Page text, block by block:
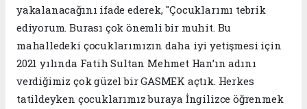
yakalanacağını ifade ederek, "Çocuklarımı tebrik
ediyorum. Burası çok önemli bir muhit. Bu
mahalledeki çocuklarımızın daha iyi yetişmesi için
2021 yılında Fatih Sultan Mehmet Han’ın adını
verdiğimiz çok güzel bir GASMEK açtık. Herkes
tatildeyken çocuklarımız buraya İngilizce öğrenmek